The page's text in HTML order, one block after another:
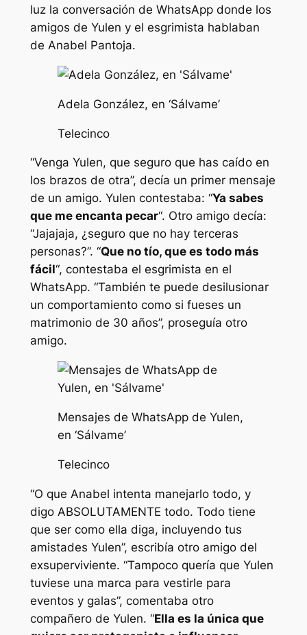
luz la conversación de WhatsApp donde los
amigos de Yulen y el esgrimista hablaban
de Anabel Pantoja.
Adela González, en ‘Sálvame’
Telecinco
“Venga Yulen, que seguro que has caído en
los brazos de otra”, decía un primer mensaje
de un amigo. Yulen contestaba: “Ya sabes
que me encanta pecar“. Otro amigo decía:
“Jajajaja, ¿seguro que no hay terceras
personas?”. “Que no tío, que es todo más
fácil“, contestaba el esgrimista en el
WhatsApp. “También te puede desilusionar
un comportamiento como si fueses un
matrimonio de 30 años”, proseguía otro
amigo.
Mensajes de WhatsApp de Yulen,
en ‘Sálvame’
Telecinco
“O que Anabel intenta manejarlo todo, y
digo ABSOLUTAMENTE todo. Todo tiene
que ser como ella diga, incluyendo tus
amistades Yulen”, escribía otro amigo del
exsuperviviente. “Tampoco quería que Yulen
tuviese una marca para vestirle para
eventos y galas”, comentaba otro
compañero de Yulen. “Ella es la única que